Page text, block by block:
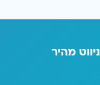
ניווט מהיר